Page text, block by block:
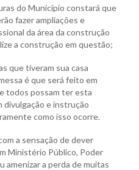
do Município constará que
fazer ampliações e
da área da construção
a construção em questão;
que tiveram sua casa
é que será feito em
todos possam ter esta
divulgação e instrução
como isso ocorre.
a sensação de dever
Ministério Público, Poder
a perda de muitas